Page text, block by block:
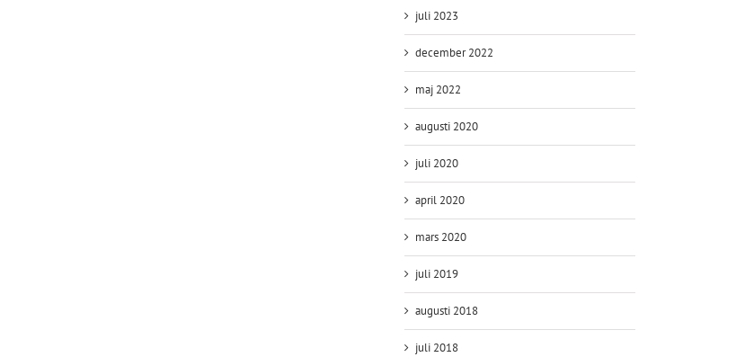
juli 2023
december 2022
maj 2022
augusti 2020
juli 2020
april 2020
mars 2020
juli 2019
augusti 2018
juli 2018